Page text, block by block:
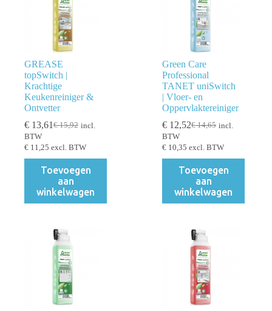
GREASE
topSwitch |
Krachtige
Keukenreiniger &
Ontvetter
€15,92
Oorspronkelijke
was:
€ 13,61Huidige
is:
incl.
BTW
€ 11,25 excl. BTW
Toevoegen
aan
winkelwagen
Green Care
Professional
TANET uniSwitch
| Vloer- en
Oppervlaktereiniger
€14,65
Oorspronkelijke
was:
€ 12,52Huidige
is:
incl.
BTW
€ 10,35 excl. BTW
Toevoegen
aan
winkelwagen